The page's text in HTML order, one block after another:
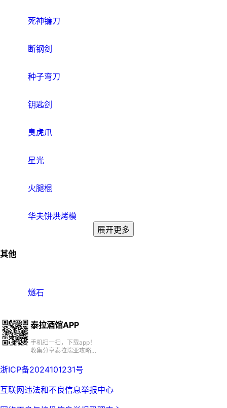
死神镰刀
断钢剑
种子弯刀
钥匙剑
臭虎爪
星光
火腿棍
华夫饼烘烤模
展开更多
其他
燧石
泰拉酒馆APP
手机扫一扫，下载app！
收集分享泰拉瑞亚攻略、
浙ICP备2024101231号
互联网违法和不良信息举报中心